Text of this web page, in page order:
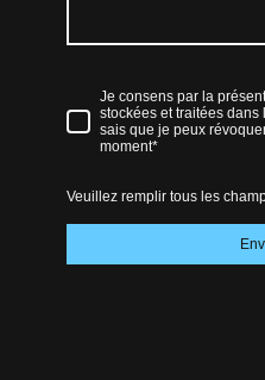
Je consens par la
stockées et traitées dans
sais que je peux
moment*
Veuillez remplir tous les